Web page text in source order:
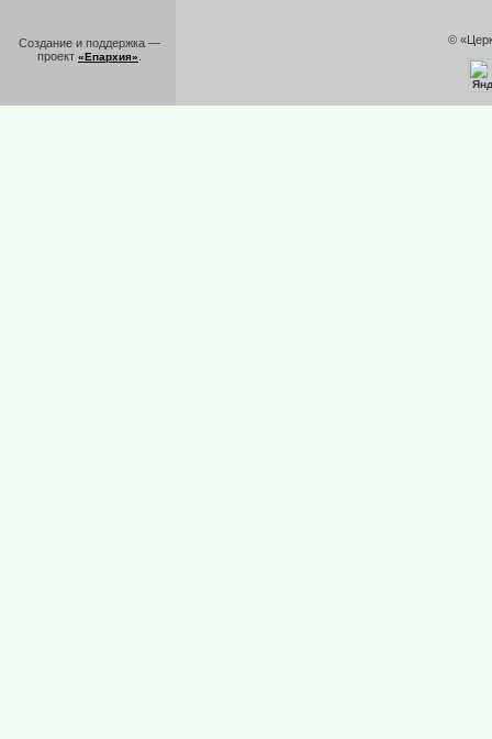
Создание и поддержка —
проект «Епархия»
©